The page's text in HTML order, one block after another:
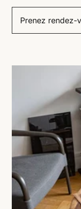
Prenez rendez-